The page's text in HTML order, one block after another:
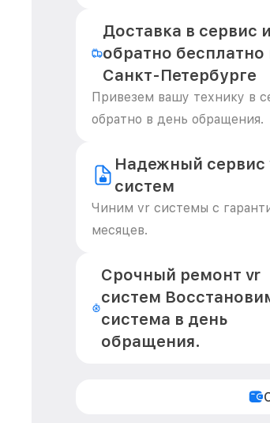
Доставка в сервис и
обратно бесплатно
Санкт-Петербурге
Привезем вашу технику в
обратно в день обращения.
Надежный сервис
систем
Чиним vr системы с
месяцев.
Срочный ремонт vr
систем
система в день
обращения.